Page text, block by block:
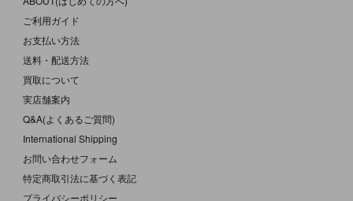
ご利用ガイド
お支払い方法
送料・配送方法
買取について
実店舗案内
Q&A(よくあるご質問)
International Shipping
お問い合わせフォーム
特定商取引法に基づく表記
プライバシーポリシー